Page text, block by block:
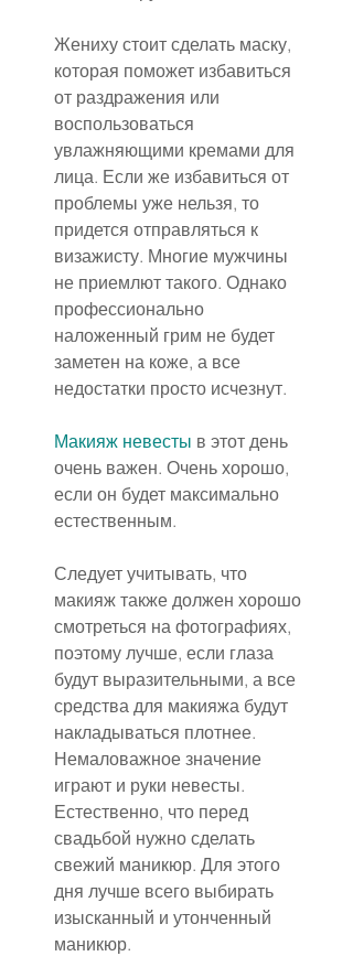
Жениху стоит сделать маску,
которая поможет избавиться
от раздражения или
воспользоваться
увлажняющими кремами для
лица. Если же избавиться от
проблемы уже нельзя, то
придется отправляться к
визажисту. Многие мужчины
не приемлют такого. Однако
профессионально
наложенный грим не будет
заметен на коже, а все
недостатки просто исчезнут.
Макияж невесты в этот день
очень важен. Очень хорошо,
если он будет максимально
естественным.
Следует учитывать, что
макияж также должен хорошо
смотреться на фотографиях,
поэтому лучше, если глаза
будут выразительными, а все
средства для макияжа будут
накладываться плотнее.
Немаловажное значение
играют и руки невесты.
Естественно, что перед
свадьбой нужно сделать
свежий маникюр. Для этого
дня лучше всего выбирать
изысканный и утонченный
маникюр.